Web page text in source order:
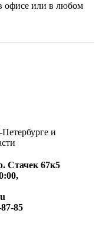
офисе или в любом
и
Стачек 67к5
85